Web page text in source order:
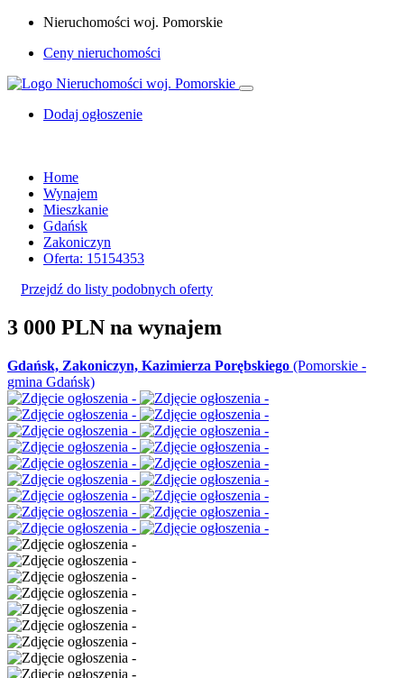
Nieruchomości woj. Pomorskie
Ceny nieruchomości
Dodaj ogłoszenie
Home
Wynajem
Mieszkanie
Gdańsk
Zakoniczyn
Oferta: 15154353
Przejdź do listy podobnych oferty
3 000 PLN na wynajem
Gdańsk, Zakoniczyn, Kazimierza Porębskiego (Pomorskie -
gmina Gdańsk)